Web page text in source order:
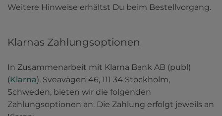
Weitere Hinweise erhältst Du beim Bestellvorgang.
Klarnas Zahlungsoptionen
In Zusammenarbeit mit Klarna Bank AB (publ)
(Klarna), Sveavägen 46, 111 34 Stockholm,
Schweden, bieten wir die folgenden
Zahlungsoptionen an. Die Zahlung erfolgt jeweils an